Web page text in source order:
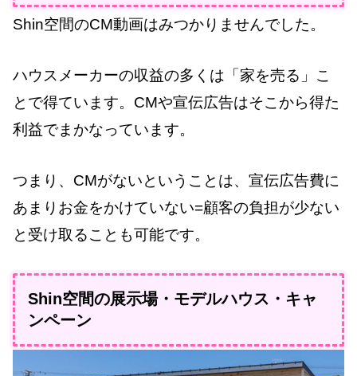
Shin空間のCM動画はみつかりませんでした。
ハウスメーカーの収益の多くは「家を売る」こ
とで得ています。CMや宣伝広告はそこから得た
利益でまかなっています。
つまり、CMがないということは、宣伝広告費に
あまりお金をかけていない=顧客の負担が少ない
と受け取ることも可能です。
Shin空間の展示場・モデルハウス・キャ
ンペーン